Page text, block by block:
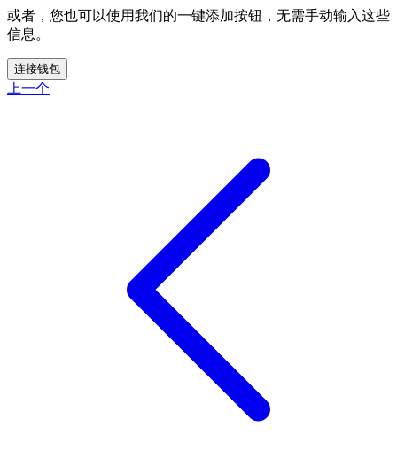
或者，您也可以使用我们的一键添加按钮，无需手动输入这些
信息。
连接钱包
上一个